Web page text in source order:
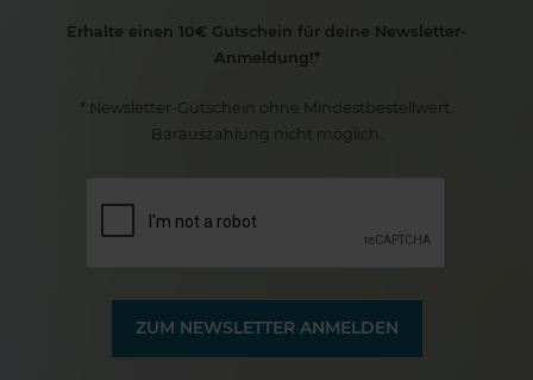
Erhalte einen 10€ Gutschein für deine Newsletter-
Anmeldung!*
* Newsletter-Gutschein ohne Mindestbestellwert.
Barauszahlung nicht möglich.